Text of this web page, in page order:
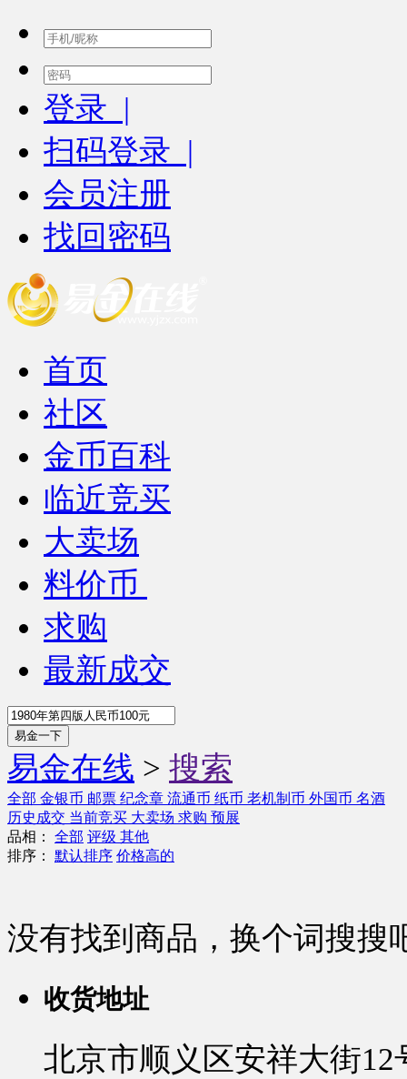
登录 |
扫码登录 |
会员注册
找回密码
首页
社区
金币百科
临近竞买
大卖场
料价币
求购
最新成交
易金在线 > 搜索
全部 金银币 邮票 纪念章 流通币 纸币 老机制币 外国币 名酒
历史成交 当前竞买 大卖场 求购 预展
品相：
全部 评级 其他
排序：
默认排序 价格高的
没有找到商品，换个词搜搜
收货地址
北京市顺义区安祥大街